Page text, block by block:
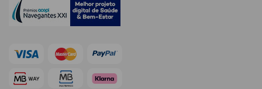
Séruns Faciais
envelhecimento